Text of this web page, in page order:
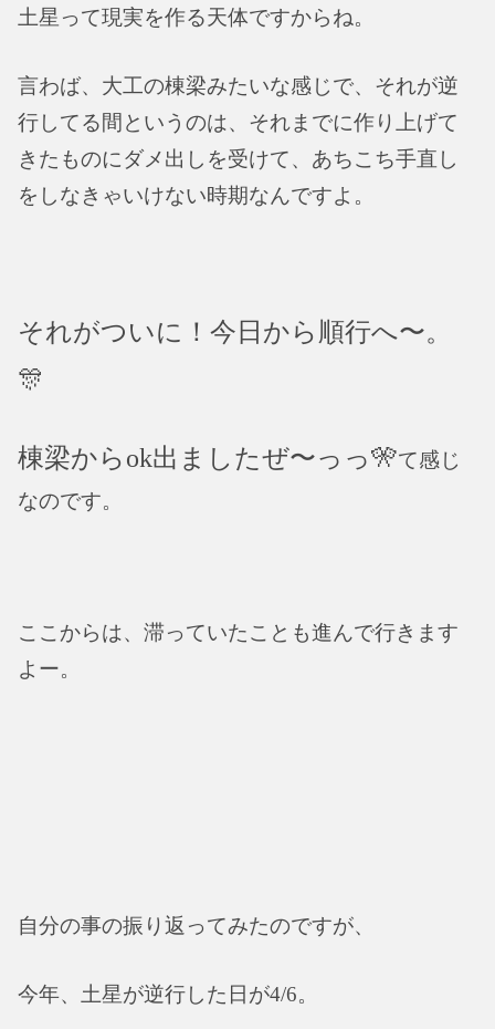
土星って現実を作る天体ですからね。
言わば、大工の棟梁みたいな感じで、それが逆
行してる間というのは、それまでに作り上げて
きたものにダメ出しを受けて、あちこち手直し
をしなきゃいけない時期なんですよ。
それがついに！今日から順行へ〜。
🎊
棟梁からok出ましたぜ〜っっ🎌て感じ
なのです。
ここからは、滞っていたことも進んで行きます
よー。
自分の事の振り返ってみたのですが、
今年、土星が逆行した日が4/6。